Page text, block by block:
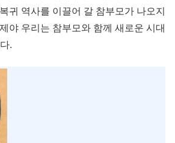
귀 역사를 이끌어 갈 참부모가 나오지
야 우리는 참부모와 함께 새로운 시대
.